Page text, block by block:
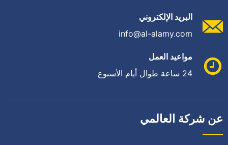
البريد الإلكتروني
info@al-alamy.com
مواعيد العمل
24 ساعة طوال أيام الأسبوع
عن شركة العالمي